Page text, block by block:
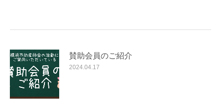
賛助会員のご紹介
2024.04.17